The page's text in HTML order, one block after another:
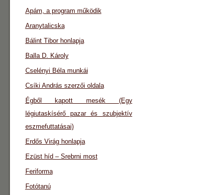
Apám, a program működik
Aranytalicska
Bálint Tibor honlapja
Balla D. Károly
Cselényi Béla munkái
Csíki András szerzői oldala
Égből kapott mesék (Egy
légiutaskísérő pazar és szubjektív
eszmefuttatásai)
Erdős Virág honlapja
Ezüst híd – Srebrni most
Feriforma
Fotótanú